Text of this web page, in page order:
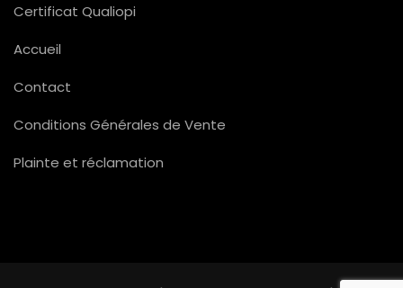
Certificat Qualiopi
Accueil
Contact
Conditions Générales de Vente
Plainte et réclamation